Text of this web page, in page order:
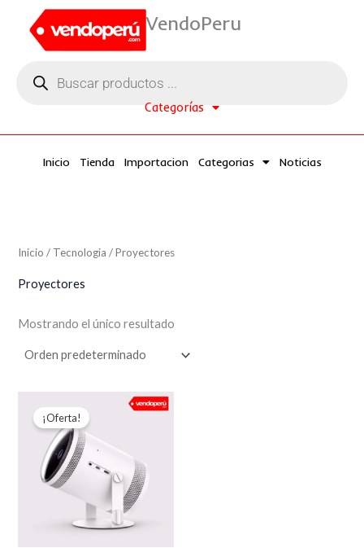
contenido
VendoPeru
productos
Categorías
Inicio Tienda Importacion Categorias Noticias
Inicio / Tecnologia / Proyectores
Proyectores
Mostrando el único resultado
¡Oferta!
precio
original
era:
S/4,300.00.
El
precio